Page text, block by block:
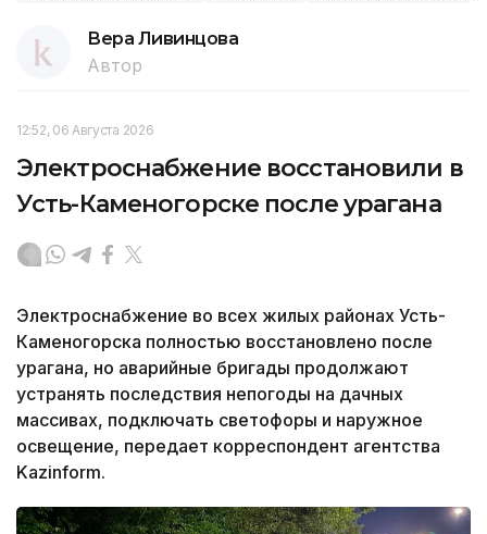
Вера Ливинцова
Автор
12:52, 06 Августа 2026
Электроснабжение восстановили в
Усть-Каменогорске после урагана
Электроснабжение во всех жилых районах Усть-
Каменогорска полностью восстановлено после
урагана, но аварийные бригады продолжают
устранять последствия непогоды на дачных
массивах, подключать светофоры и наружное
освещение, передает корреспондент агентства
Kazinform.